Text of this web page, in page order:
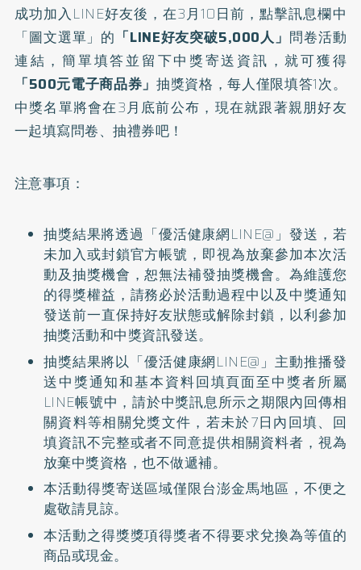
成功加入LINE好友後，在3月10日前，點擊訊息欄中
「圖文選單」的 「LINE好友突破5,000人」 問卷活動
連結，簡單填答並留下中獎寄送資訊，就可獲得
「500元電子商品券」 抽獎資格，每人僅限填答1次。
中獎名單將會在3月底前公布，現在就跟著親朋好友
一起填寫問卷、抽禮券吧！
注意事項：
抽獎結果將透過「優活健康網LINE@」發送，若
未加入或封鎖官方帳號，即視為放棄參加本次活
動及抽獎機會，恕無法補發抽獎機會。為維護您
的得獎權益，請務必於活動過程中以及中獎通知
發送前一直保持好友狀態或解除封鎖，以利參加
抽獎活動和中獎資訊發送。
抽獎結果將以「優活健康網LINE@」主動推播發
送中獎通知和基本資料回填頁面至中獎者所屬
LINE帳號中，請於中獎訊息所示之期限內回傳相
關資料等相關兌獎文件，若未於7日內回填、回
填資訊不完整或者不同意提供相關資料者，視為
放棄中獎資格，也不做遞補。
本活動得獎寄送區域僅限台澎金馬地區，不便之
處敬請見諒。
本活動之得獎獎項得獎者不得要求兌換為等值的
商品或現金。